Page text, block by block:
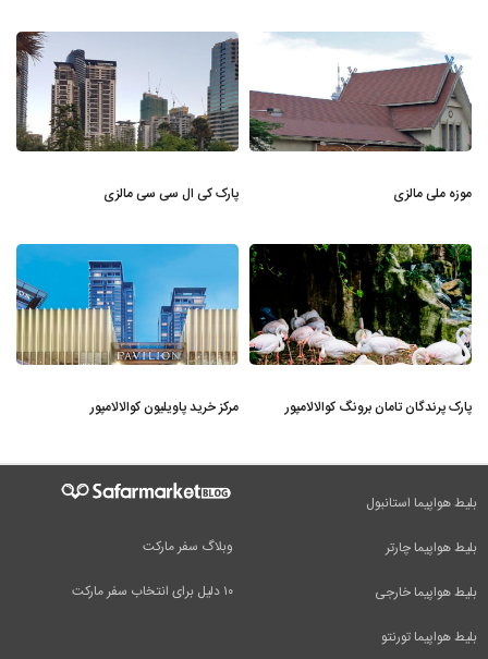
موزه ملی مالزی پارک کی ال سی سی مالزی
پارک پرندگان تامان برونگ کوالالامپور مرکز خرید پاویلیون کوالالامپور
وبلاگ سفر مارکت
۱۰ دلیل برای انتخاب سفر مارکت
بلیط هواپیما استانبول
بلیط هواپیما چارتر
بلیط هواپیما خارجی
بلیط هواپیما تورنتو